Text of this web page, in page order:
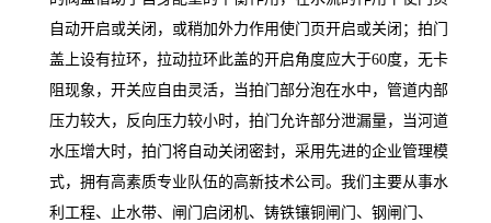
自动开启或关闭，或稍加外力作用使门页开启或关闭；拍门
盖上设有拉环，拉动拉环此盖的开启角度应大于60度，无卡
阻现象，开关应自由灵活，当拍门部分泡在水中，管道内部
压力较大，反向压力较小时，拍门允许部分泄漏量，当河道
水压增大时，拍门将自动关闭密封，采用先进的企业管理模
式，拥有高素质专业队伍的高新技术公司。我们主要从事水
利工程、止水带、闸门启闭机、铸铁镶铜闸门、钢闸门、